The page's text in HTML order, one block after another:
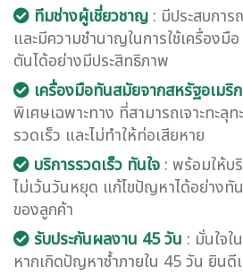
ทีมช่างผู้เชี่ยวชาญ : มีประสบกา
และมีความชำนาญในการใช้เครื่อง
ตันได้อย่างมีประสิทธิภาพ
เครื่องมือทันสมัยจากสหรัฐอเมริ
พิเศษเฉพาะทาง ที่สามารถเจาะทะลุ
รวดเร็ว และไม่ทำให้ท่อเสียหาย
บริการรวดเร็ว ทันใจ : พร้อมให้บ
ไม่เว้นวันหยุด แก้ไขปัญหาได้อย่างทั
ของลูกค้า
รับประกันผลงาน 45 วัน : มั่นใจ
หากเกิดปัญหาซ้ำภายใน 45 วัน ยินดี